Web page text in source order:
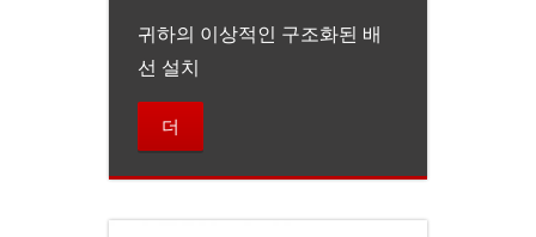
귀하의 이상적인 구조화된 배
선 설치
더